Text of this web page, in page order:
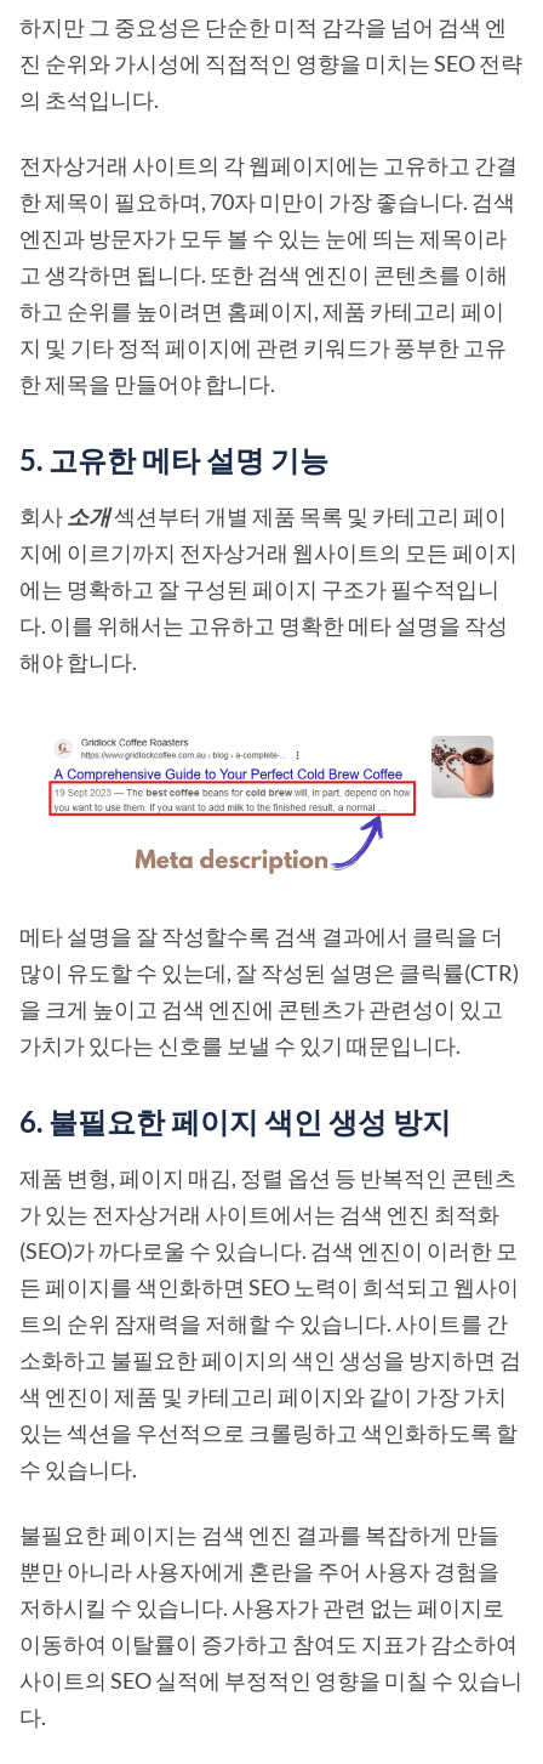
하지만 그 중요성은 단순한 미적 감각을 넘어 검색 엔
진 순위와 가시성에 직접적인 영향을 미치는 SEO 전략
의 초석입니다.
전자상거래 사이트의 각 웹페이지에는 고유하고 간결
한 제목이 필요하며, 70자 미만이 가장 좋습니다. 검색
엔진과 방문자가 모두 볼 수 있는 눈에 띄는 제목이라
고 생각하면 됩니다. 또한 검색 엔진이 콘텐츠를 이해
하고 순위를 높이려면 홈페이지, 제품 카테고리 페이
지 및 기타 정적 페이지에 관련 키워드가 풍부한 고유
한 제목을 만들어야 합니다.
5. 고유한 메타 설명 기능
회사소개섹션부터 개별 제품 목록 및 카테고리 페이
지에 이르기까지 전자상거래 웹사이트의 모든 페이지
에는 명확하고 잘 구성된 페이지 구조가 필수적입니
다. 이를 위해서는 고유하고 명확한 메타 설명을 작성
해야 합니다.
메타 설명을 잘 작성할수록 검색 결과에서 클릭을 더
많이 유도할 수 있는데, 잘 작성된 설명은 클릭률(CTR)
을 크게 높이고 검색 엔진에 콘텐츠가 관련성이 있고
가치가 있다는 신호를 보낼 수 있기 때문입니다.
6. 불필요한 페이지 색인 생성 방지
제품 변형, 페이지 매김, 정렬 옵션 등 반복적인 콘텐츠
가 있는 전자상거래 사이트에서는 검색 엔진 최적화
(SEO)가 까다로울 수 있습니다. 검색 엔진이 이러한 모
든 페이지를 색인화하면 SEO 노력이 희석되고 웹사이
트의 순위 잠재력을 저해할 수 있습니다. 사이트를 간
소화하고 불필요한 페이지의 색인 생성을 방지하면 검
색 엔진이 제품 및 카테고리 페이지와 같이 가장 가치
있는 섹션을 우선적으로 크롤링하고 색인화하도록 할
수 있습니다.
불필요한 페이지는 검색 엔진 결과를 복잡하게 만들
뿐만 아니라 사용자에게 혼란을 주어 사용자 경험을
저하시킬 수 있습니다. 사용자가 관련 없는 페이지로
이동하여 이탈률이 증가하고 참여도 지표가 감소하여
사이트의 SEO 실적에 부정적인 영향을 미칠 수 있습니
다.